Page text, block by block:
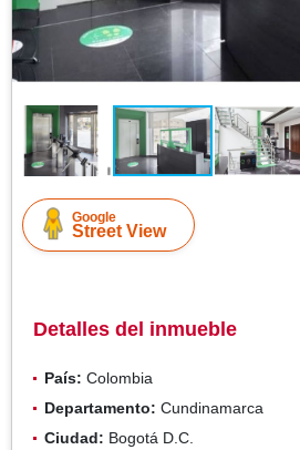
Google
Street View
Detalles del inmueble
País: Colombia
Departamento: Cundinamarca
Ciudad: Bogotá D.C.